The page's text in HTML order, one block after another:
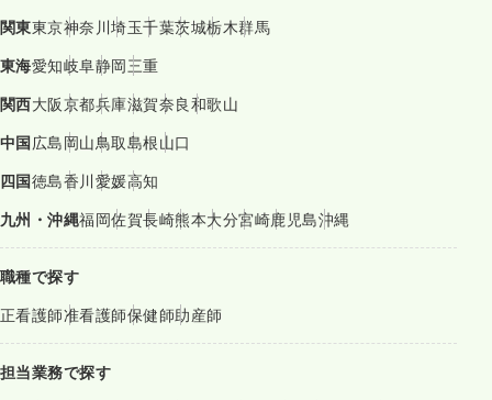
関東東京神奈川埼玉千葉茨城栃木群馬
東海愛知岐阜静岡三重
関西大阪京都兵庫滋賀奈良和歌山
中国広島岡山鳥取島根山口
四国徳島香川愛媛高知
九州・沖縄福岡佐賀長崎熊本大分宮崎鹿児島沖縄
職種で探す
正看護師准看護師保健師助産師
担当業務で探す